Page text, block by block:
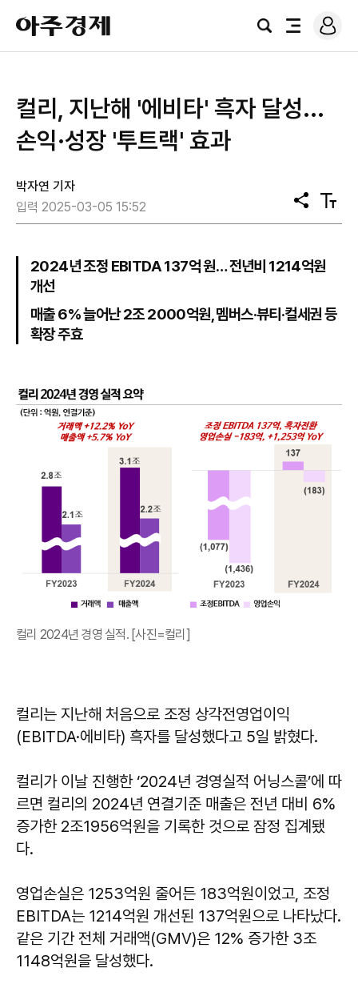
아
주
경
검
전
로
그
컬리, 지난해 '에비타' 흑자 달성...
손익·성장 '투트랙' 효과
박자연 기자
입력 2025-03-05 15:52
공
유
텍
스
2024년 조정 EBITDA 137억 원… 전년비 1214억원
개선
매출 6% 늘어난 2조 2000억원, 멤버스·뷰티·컬세권 등
확장 주효
컬리 2024년 경영 실적. [사진=컬리]
컬리는 지난해 처음으로 조정 상각전영업이익
(EBITDA·에비타) 흑자를 달성했다고 5일 밝혔다.
컬리가 이날 진행한 ‘2024년 경영실적 어닝스콜’에 따
르면 컬리의 2024년 연결기준 매출은 전년 대비 6%
증가한 2조1956억원을 기록한 것으로 잠정 집계됐
다.
영업손실은 1253억원 줄어든 183억원이었고, 조정
EBITDA는 1214억원 개선된 137억원으로 나타났다.
같은 기간 전체 거래액(GMV)은 12% 증가한 3조
1148억원을 달성했다.